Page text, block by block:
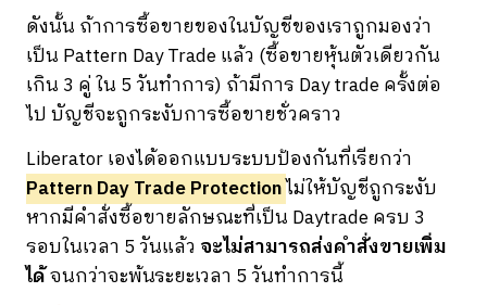
ดังนั้น ถ้าการซื้อขายของในบัญชีของเราถูกมองว่า
เป็น Pattern Day Trade แล้ว (ซื้อขายหุ้นตัวเดียวกัน
เกิน 3 คู่ ใน 5 วันทำการ) ถ้ามีการ Day trade ครั้งต่อ
ไป บัญชีจะถูกระงับการซื้อขายชั่วคราว
Liberator เองได้ออกแบบระบบป้องกันที่เรียกว่า
Pattern Day Trade Protectionไม่ให้บัญชีถูกระงับ
หากมีคำสั่งซื้อขายลักษณะที่เป็น Daytrade ครบ 3
รอบในเวลา 5 วันแล้ว จะไม่สามารถส่งคำสั่งขายเพิ่ม
ได้จนกว่าจะพ้นระยะเวลา 5 วันทำการนี้